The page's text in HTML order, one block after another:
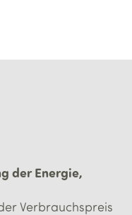
der Energie,
Verbrauchspreis